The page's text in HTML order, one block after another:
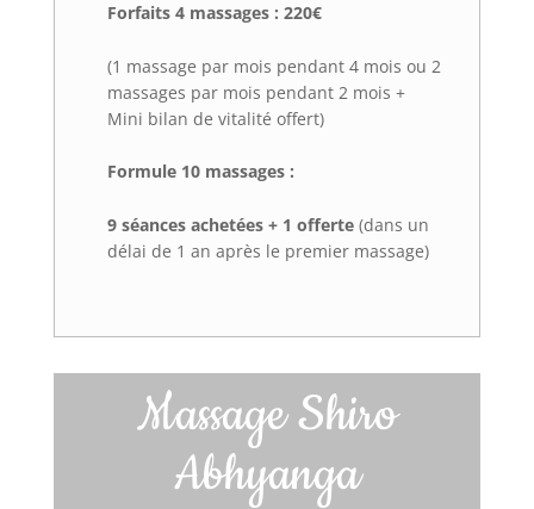
Forfaits 4 massages : 220€
(1 massage par mois pendant 4 mois ou 2
massages par mois pendant 2 mois +
Mini bilan de vitalité offert)
Formule 10 massages :
9 séances achetées + 1 offerte (dans un
délai de 1 an après le premier massage)
Massage Shiro
Abhyanga